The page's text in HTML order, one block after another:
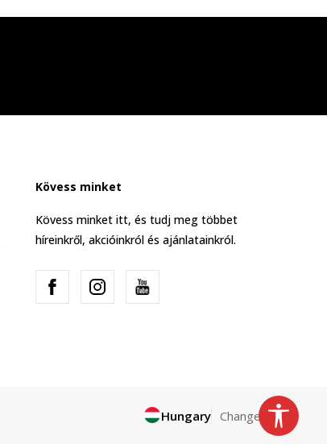
Kövess minket
Kövess minket itt, és tudj meg többet
híreinkről, akcióinkról és ajánlatainkról.
Hungary Change